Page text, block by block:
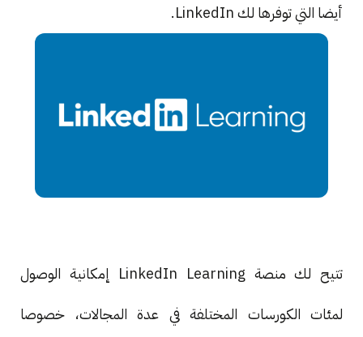
أيضا التي توفرها لك LinkedIn.
تتيح لك منصة LinkedIn Learning إمكانية الوصول
لمئات الكورسات المختلفة في عدة المجالات، خصوصا